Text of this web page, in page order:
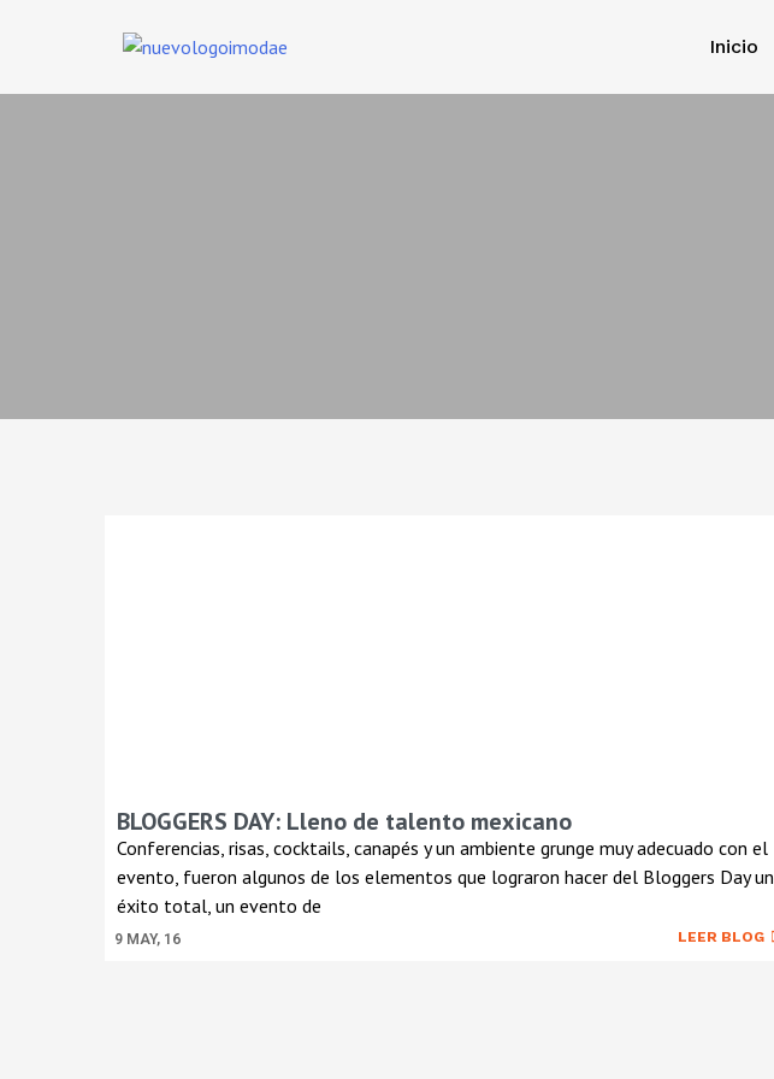
Inicio
BLOGGERS DAY: Lleno de talento mexicano
9 MAY, 16
Conferencias, risas, cocktails, canapés y un ambiente grunge muy adecuado con el
evento, fueron algunos de los elementos que lograron hacer del Bloggers Day un
éxito total, un evento de
LEER BLOG